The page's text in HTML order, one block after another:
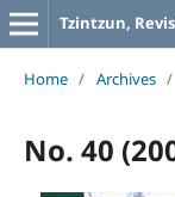
Tzintzun,
Home / Archives /
No. 40